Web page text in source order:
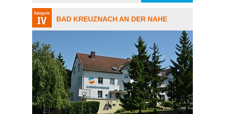
BAD KREUZNACH AN DER NAHE